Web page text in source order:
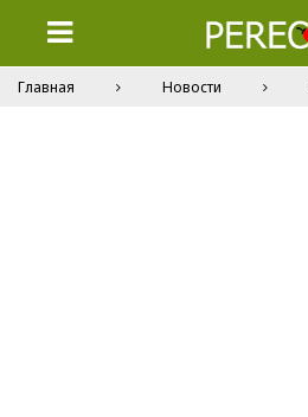
Главная Новости